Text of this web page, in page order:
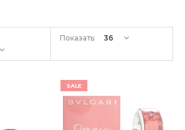
Показать:
SALE